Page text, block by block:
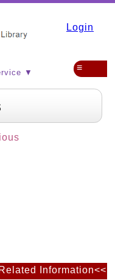
Login
▼ ≡
Related Information<<